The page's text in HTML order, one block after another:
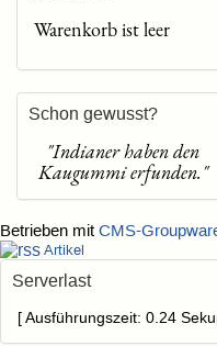
Warenkorb ist leer
Schon gewusst?
"Indianer haben den
Kaugummi erfunden."
Betrieben mit CMS-
Artikel
Serverlast
[ Ausführungszeit: 0.24